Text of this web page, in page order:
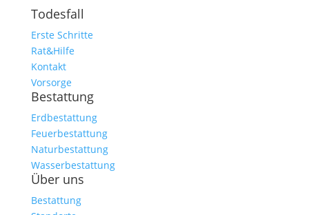
Todesfall
Erste Schritte
Rat&Hilfe
Kontakt
Vorsorge
Bestattung
Erdbestattung
Feuerbestattung
Naturbestattung
Wasserbestattung
Über uns
Bestattung